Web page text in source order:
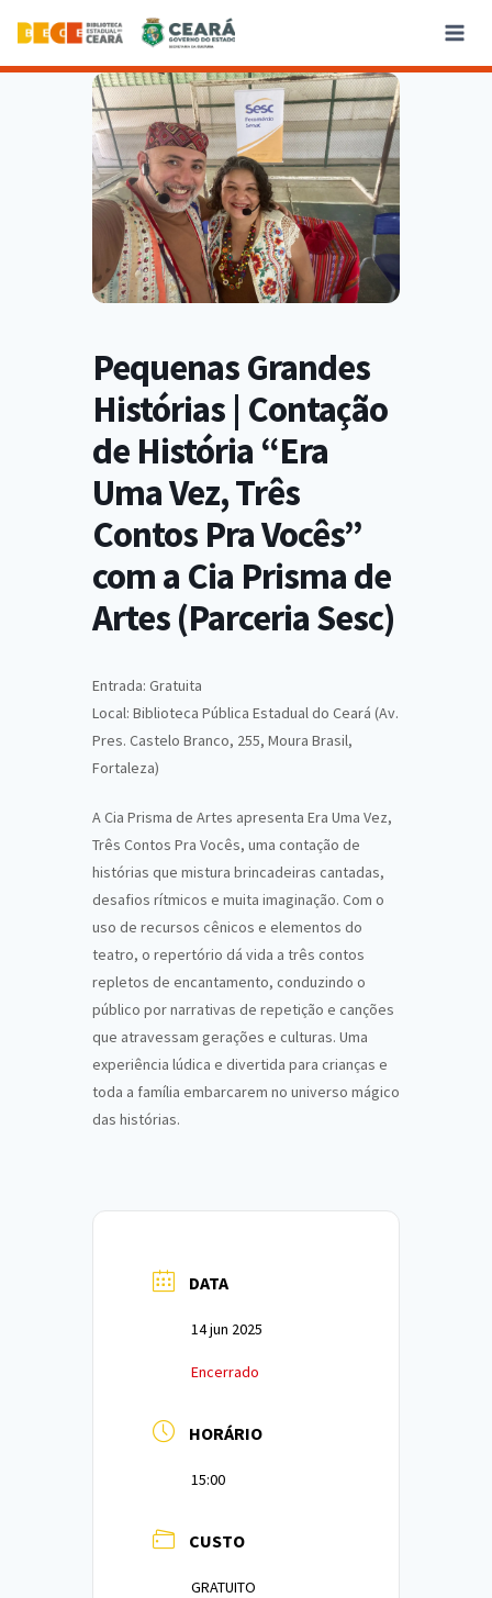
Pequenas Grandes
Histórias | Contação
de História “Era
Uma Vez, Três
Contos Pra Vocês”
com a Cia Prisma de
Artes (Parceria Sesc)
Entrada: Gratuita
Local: Biblioteca Pública Estadual do Ceará (Av.
Pres. Castelo Branco, 255, Moura Brasil,
Fortaleza)
A Cia Prisma de Artes apresenta Era Uma Vez,
Três Contos Pra Vocês, uma contação de
histórias que mistura brincadeiras cantadas,
desafios rítmicos e muita imaginação. Com o
uso de recursos cênicos e elementos do
teatro, o repertório dá vida a três contos
repletos de encantamento, conduzindo o
público por narrativas de repetição e canções
que atravessam gerações e culturas. Uma
experiência lúdica e divertida para crianças e
toda a família embarcarem no universo mágico
das histórias.
DATA
14 jun 2025
Encerrado
HORÁRIO
15:00
CUSTO
GRATUITO